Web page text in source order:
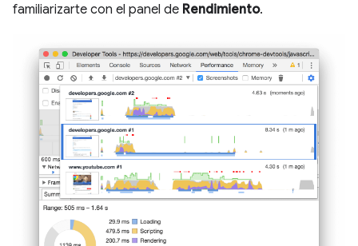
familiarizarte con el panel de Rendimiento.